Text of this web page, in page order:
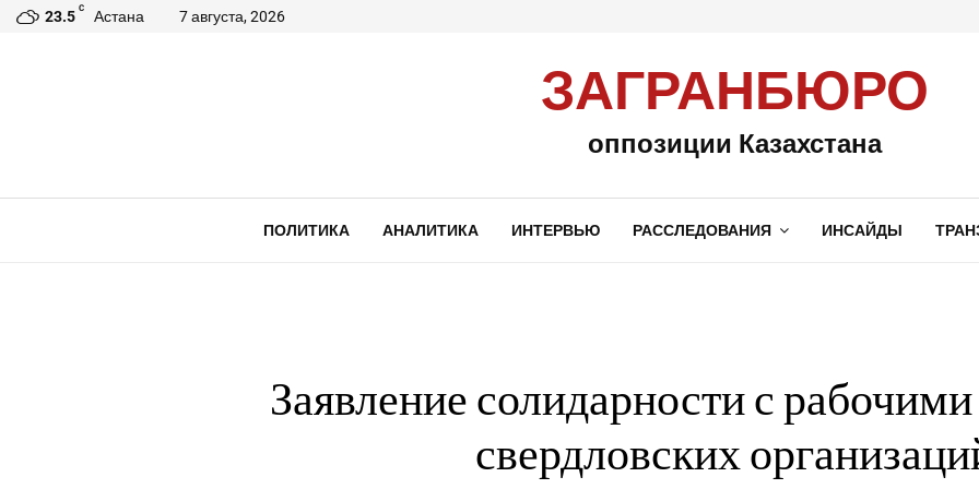
23.5 C Астана 7 августа, 2026
ЗАГРАНБЮРО
оппозиции Казахстана
ПОЛИТИКА АНАЛИТИКА ИНТЕРВЬЮ РАССЛЕДОВАНИЯ ИНСАЙДЫ
Заявление солидарности с
свердловских